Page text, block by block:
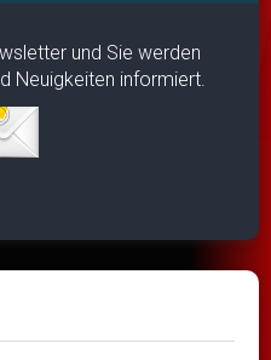
und Sie werden
Neuigkeiten informiert.